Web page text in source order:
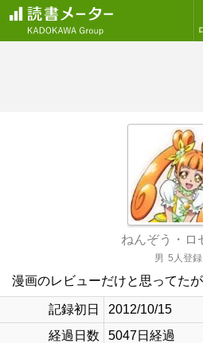
ねんぞう・ロ
男 5人登録
漫画のレビューだけと思ってた
記録初日
2012/10/15
経過日数
5047日経過